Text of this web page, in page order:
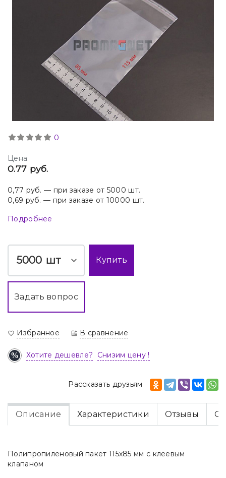
0
Цена:
0.77 руб.
0,77 руб. — при заказе от 5000 шт.
0,69 руб. — при заказе от 10000 шт.
Подробнее
шт Купить
Задать вопрос
Избранное В сравнение
Хотите дешевле? Снизим цену !
Рассказать друзьям
Описание Характеристики Отзывы
Полипропиленовый пакет 115х85 мм с клеевым
клапаном